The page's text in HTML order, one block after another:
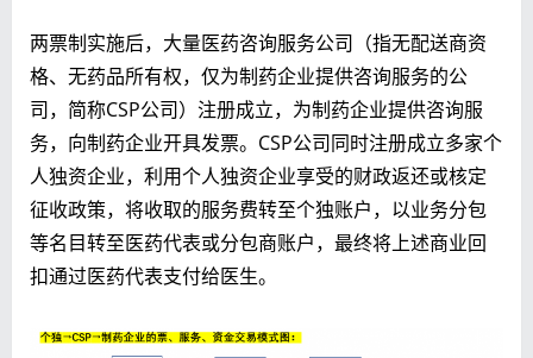
两票制实施后，大量医药咨询服务公司（指无配送商资
格、无药品所有权，仅为制药企业提供咨询服务的公
司，简称CSP公司）注册成立，为制药企业提供咨询服
务，向制药企业开具发票。CSP公司同时注册成立多家个
人独资企业，利用个人独资企业享受的财政返还或核定
征收政策，将收取的服务费转至个独账户，以业务分包
等名目转至医药代表或分包商账户，最终将上述商业回
扣通过医药代表支付给医生。